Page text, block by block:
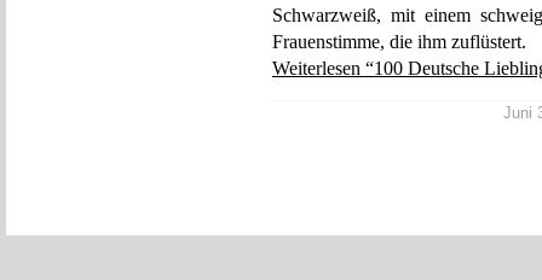
Schwarzweiß, mit einem
Frauenstimme, die ihm zuflüstert.
Weiterlesen “100 Deutsche
Juni